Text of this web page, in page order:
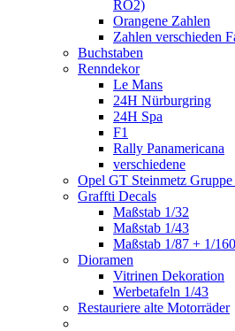
RO2)
Orangene Zahlen
Zahlen verschieden
Buchstaben
Renndekor
Le Mans
24H Nürburgring
24H Spa
F1
Rally Panamericana
verschiedene
Opel GT Steinmetz
Graffti Decals
Maßstab 1/32
Maßstab 1/43
Maßstab 1/87 + 1/160
Dioramen
Vitrinen Dekoration
Werbetafeln 1/43
Restauriere alte Motorräder